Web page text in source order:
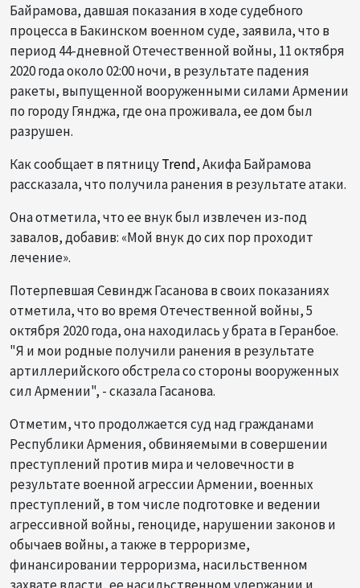
Байрамова, давшая показания в ходе судебного
процесса в Бакинском военном суде, заявила, что в
период 44-дневной Отечественной войны, 11 октября
2020 года около 02:00 ночи, в результате падения
ракеты, выпущенной вооруженными силами Армении
по городу Гянджа, где она проживала, ее дом был
разрушен.
Как сообщает в пятницуTrend, Акифа Байрамова
рассказала, что получила ранения в результате атаки.
Она отметила, что ее внук был извлечен из-под
завалов, добавив: «Мой внук до сих пор проходит
лечение».
Потерпевшая Севиндж Гасанова в своих показаниях
отметила, что во время Отечественной войны, 5
октября 2020 года, она находилась у брата в Геранбое.
"Я и мои родные получили ранения в результате
артиллерийского обстрела со стороны вооруженных
сил Армении", - сказала Гасанова.
Отметим, что продолжается суд над гражданами
Республики Армения, обвиняемыми в совершении
преступлений против мира и человечности в
результате военной агрессии Армении, военных
преступлений, в том числе подготовке и ведении
агрессивной войны, геноциде, нарушении законов и
обычаев войны, а также в терроризме,
финансировании терроризма, насильственном